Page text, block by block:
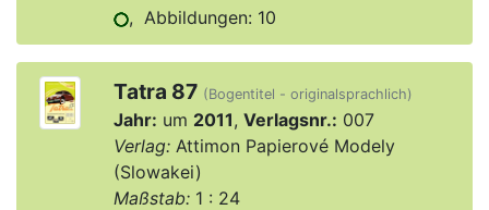
, Abbildungen: 10
Tatra 87 (Bogentitel - originalsprachlich)
Jahr: um 2011, Verlagsnr.: 007
Verlag:Attimon Papierové Modely
(Slowakei)
Maßstab:1 : 24